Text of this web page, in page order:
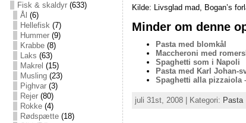
Fisk & skaldyr(633)
Ål (6)
Hellefisk(7)
Hummer(9)
Krabbe(8)
Laks (63)
Makrel (15)
Musling(23)
Pighvar(3)
Rejer(80)
Rokke(4)
Rødspætte(18)
Kilde: Livsglad mad, Bogan’s
Minder om denne
Pasta med blomkål
Maccheroni med
Spaghetti som i Napoli
Pasta med Karl Johan-
Spaghetti alla pizzaiola
juli 31st, 2008 | Kategori: Pasta